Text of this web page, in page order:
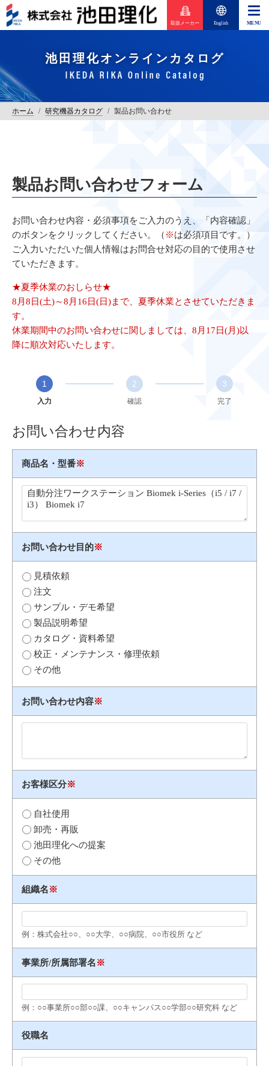
取扱メーカー English
池田理化オンラインカタログ
ホーム / 研究機器カタログ / 製品お問い合わせ
製品お問い合わせフォーム
お問い合わせ内容・必須事項をご入力のうえ、「内容確認」
のボタンをクリックしてください。（ ※は必須項目です。）
ご入力いただいた個人情報はお問合せ対応の目的で使用させ
ていただきます。
★夏季休業のおしらせ★
8月8日(土)～8月16日(日)まで、夏季休業とさせていただきま
す。
休業期間中のお問い合わせに関しましては、8月17日(月)以
降に順次対応いたします。
1
入力
2
確認
3
完了
お問い合わせ内容
商品名・型番※
お問い合わせ目的※
見積依頼
注文
サンプル・デモ希望
製品説明希望
カタログ・資料希望
校正・メンテナンス・修理依頼
その他
お問い合わせ内容※
お客様区分※
自社使用
卸売・再販
池田理化への提案
その他
組織名※
例：株式会社○○、○○大学、○○病院、○○市役所 など
事業所/所属部署名※
例：○○事業所○○部○○課、○○キャンパス○○学部○○研究科 など
役職名